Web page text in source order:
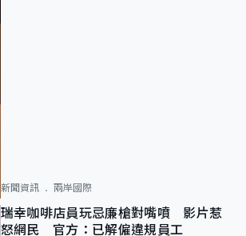
新聞資訊 兩岸國際
瑞幸咖啡店員玩忌廉槍對嘴噴 影片惹
怒網民 官方：已解僱違規員工